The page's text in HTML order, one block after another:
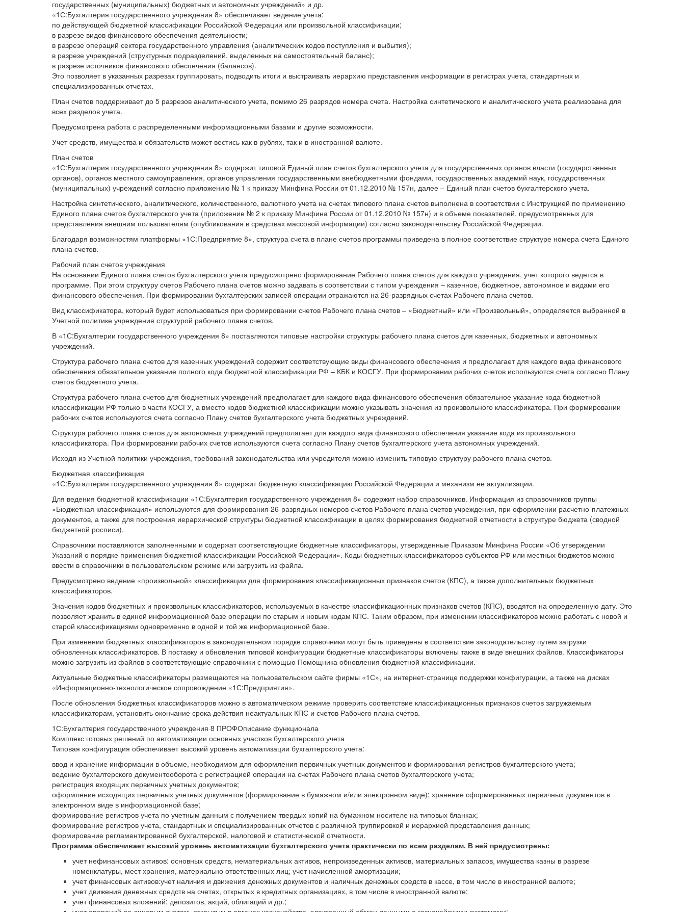
государственных (муниципальных) бюджетных и автономных учреждений» и др.
«1С:Бухгалтерия государственного учреждения 8» обеспечивает ведение учета:
по действующей бюджетной классификации Российской Федерации или произвольной классификации;
в разрезе видов финансового обеспечения деятельности;
в разрезе операций сектора государственного управления (аналитических кодов поступления и выбытия);
в разрезе учреждений (структурных подразделений, выделенных на самостоятельный баланс);
в разрезе источников финансового обеспечения (балансов).
Это позволяет в указанных разрезах группировать, подводить итоги и выстраивать иерархию представления информации в регистрах учета, стандартных и
специализированных отчетах.
План счетов поддерживает до 5 разрезов аналитического учета, помимо 26 разрядов номера счета. Настройка синтетического и аналитического учета реализована для
всех разделов учета.
Предусмотрена работа с распределенными информационными базами и другие возможности.
Учет средств, имущества и обязательств может вестись как в рублях, так и в иностранной валюте.
План счетов
«1С:Бухгалтерия государственного учреждения 8» содержит типовой Единый план счетов бухгалтерского учета для государственных органов власти (государственных
органов), органов местного самоуправления, органов управления государственными внебюджетными фондами, государственных академий наук, государственных
(муниципальных) учреждений согласно приложению № 1 к приказу Минфина России от 01.12.2010 № 157н, далее – Единый план счетов бухгалтерского учета.
Настройка синтетического, аналитического, количественного, валютного учета на счетах типового плана счетов выполнена в соответствии с Инструкцией по применению
Единого плана счетов бухгалтерского учета (приложение № 2 к приказу Минфина России от 01.12.2010 № 157н) и в объеме показателей, предусмотренных для
представления внешним пользователям (опубликования в средствах массовой информации) согласно законодательству Российской Федерации.
Благодаря возможностям платформы «1С:Предприятие 8», структура счета в плане счетов программы приведена в полное соответствие структуре номера счета Единого
плана счетов.
Рабочий план счетов учреждения
На основании Единого плана счетов бухгалтерского учета предусмотрено формирование Рабочего плана счетов для каждого учреждения, учет которого ведется в
программе. При этом структуру счетов Рабочего плана счетов можно задавать в соответствии с типом учреждения – казенное, бюджетное, автономное и видами его
финансового обеспечения. При формировании бухгалтерских записей операции отражаются на 26-разрядных счетах Рабочего плана счетов.
Вид классификатора, который будет использоваться при формировании счетов Рабочего плана счетов – «Бюджетный» или «Произвольный», определяется выбранной в
Учетной политике учреждения структурой рабочего плана счетов.
В «1С:Бухгалтерии государственного учреждения 8» поставляются типовые настройки структуры рабочего плана счетов для казенных, бюджетных и автономных
учреждений.
Структура рабочего плана счетов для казенных учреждений содержит соответствующие виды финансового обеспечения и предполагает для каждого вида финансового
обеспечения обязательное указание полного кода бюджетной классификации РФ – КБК и КОСГУ. При формировании рабочих счетов используются счета согласно Плану
счетов бюджетного учета.
Структура рабочего плана счетов для бюджетных учреждений предполагает для каждого вида финансового обеспечения обязательное указание кода бюджетной
классификации РФ только в части КОСГУ, а вместо кодов бюджетной классификации можно указывать значения из произвольного классификатора. При формировании
рабочих счетов используются счета согласно Плану счетов бухгалтерского учета бюджетных учреждений.
Структура рабочего плана счетов для автономных учреждений предполагает для каждого вида финансового обеспечения указание кода из произвольного
классификатора. При формировании рабочих счетов используются счета согласно Плану счетов бухгалтерского учета автономных учреждений.
Исходя из Учетной политики учреждения, требований законодательства или учредителя можно изменить типовую структуру рабочего плана счетов.
Бюджетная классификация
«1С:Бухгалтерия государственного учреждения 8» содержит бюджетную классификацию Российской Федерации и механизм ее актуализации.
Для ведения бюджетной классификации «1С:Бухгалтерия государственного учреждения 8» содержит набор справочников. Информация из справочников группы
«Бюджетная классификация» используются для формирования 26-разрядных номеров счетов Рабочего плана счетов учреждения, при оформлении расчетно-платежных
документов, а также для построения иерархической структуры бюджетной классификации в целях формирования бюджетной отчетности в структуре бюджета (сводной
бюджетной росписи).
Справочники поставляются заполненными и содержат соответствующие бюджетные классификаторы, утвержденные Приказом Минфина России «Об утверждении
Указаний о порядке применения бюджетной классификации Российской Федерации». Коды бюджетных классификаторов субъектов РФ или местных бюджетов можно
ввести в справочники в пользовательском режиме или загрузить из файла.
Предусмотрено ведение «произвольной» классификации для формирования классификационных признаков счетов (КПС), а также дополнительных бюджетных
классификаторов.
Значения кодов бюджетных и произвольных классификаторов, используемых в качестве классификационных признаков счетов (КПС), вводятся на определенную дату. Это
позволяет хранить в единой информационной базе операции по старым и новым кодам КПС. Таким образом, при изменении классификаторов можно работать с новой и
старой классификациями одновременно в одной и той же информационной базе.
При изменении бюджетных классификаторов в законодательном порядке справочники могут быть приведены в соответствие законодательству путем загрузки
обновленных классификаторов. В поставку и обновления типовой конфигурации бюджетные классификаторы включены также в виде внешних файлов. Классификаторы
можно загрузить из файлов в соответствующие справочники с помощью Помощника обновления бюджетной классификации.
Актуальные бюджетные классификаторы размещаются на пользовательском сайте фирмы «1С», на интернет-странице поддержки конфигурации, а также на дисках
«Информационно-технологическое сопровождение «1С:Предприятия».
После обновления бюджетных классификаторов можно в автоматическом режиме проверить соответствие классификационных признаков счетов загружаемым
классификаторам, установить окончание срока действия неактуальных КПС и счетов Рабочего плана счетов.
1С:Бухгалтерия государственного учреждения 8 ПРОФОписание функционала
Комплекс готовых решений по автоматизации основных участков бухгалтерского учета
Типовая конфигурация обеспечивает высокий уровень автоматизации бухгалтерского учета:
ввод и хранение информации в объеме, необходимом для оформления первичных учетных документов и формирования регистров бухгалтерского учета;
ведение бухгалтерского документооборота с регистрацией операции на счетах Рабочего плана счетов бухгалтерского учета;
регистрация входящих первичных учетных документов;
оформление исходящих первичных учетных документов (формирование в бумажном и/или электронном виде); хранение сформированных первичных документов в
электронном виде в информационной базе;
формирование регистров учета по учетным данным с получением твердых копий на бумажном носителе на типовых бланках;
формирование регистров учета, стандартных и специализированных отчетов с различной группировкой и иерархией представления данных;
формирование регламентированной бухгалтерской, налоговой и статистической отчетности.
Программа обеспечивает высокий уровень автоматизации бухгалтерского учета практически по всем разделам. В ней предусмотрены:
учет нефинансовых активов: основных средств, нематериальных активов, непроизведенных активов, материальных запасов, имущества казны в разрезе
номенклатуры, мест хранения, материально ответственных лиц; учет начисленной амортизации;
учет финансовых активов:учет наличия и движения денежных документов и наличных денежных средств в кассе, в том числе в иностранной валюте;
учет движения денежных средств на счетах, открытых в кредитных организациях, в том числе в иностранной валюте;
учет финансовых вложений: депозитов, акций, облигаций и др.;